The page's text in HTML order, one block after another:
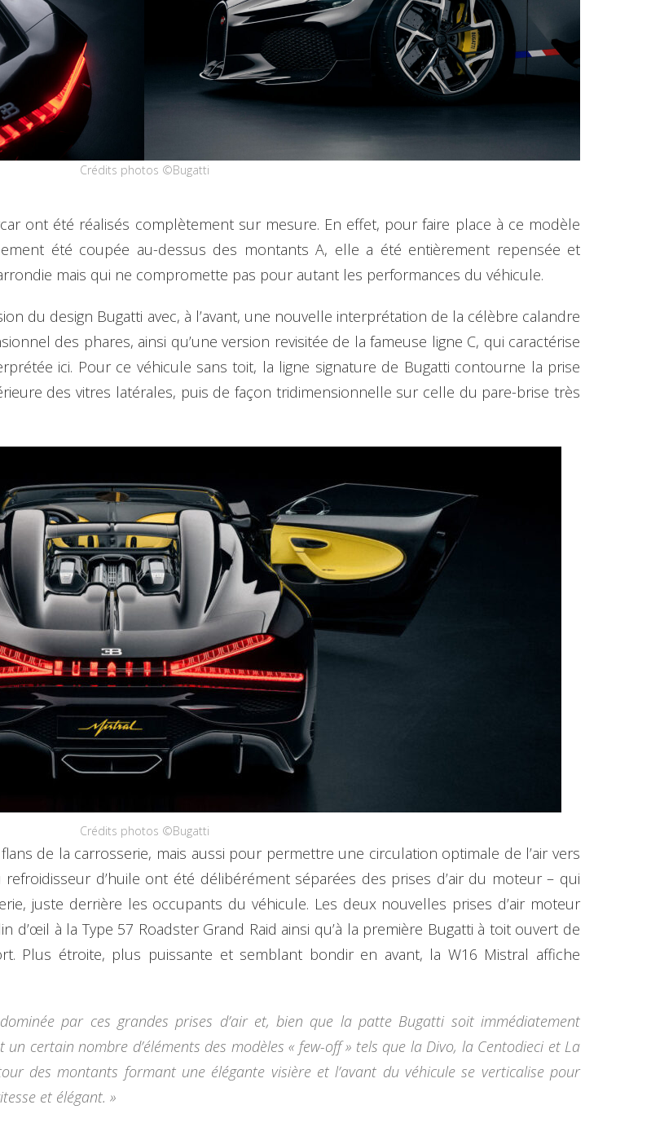
Crédits photos ©Bugatti
ont été réalisés complètement sur mesure. En effet, pour faire place à ce modèle
été coupée au-dessus des montants A, elle a été entièrement repensée et
mais qui ne compromette pas pour autant les performances du véhicule.
du design Bugatti avec, à l’avant, une nouvelle interprétation de la célèbre calandre
des phares, ainsi qu’une version revisitée de la fameuse ligne C, qui caractérise
ici. Pour ce véhicule sans toit, la ligne signature de Bugatti contourne la prise
des vitres latérales, puis de façon tridimensionnelle sur celle du pare-brise très
Crédits photos ©Bugatti
de la carrosserie, mais aussi pour permettre une circulation optimale de l’air vers
d’huile ont été délibérément séparées des prises d’air du moteur – qui
juste derrière les occupants du véhicule. Les deux nouvelles prises d’air moteur
à la Type 57 Roadster Grand Raid ainsi qu’à la première Bugatti à toit ouvert de
Plus étroite, plus puissante et semblant bondir en avant, la W16 Mistral affiche
par ces grandes prises d’air et, bien que la patte Bugatti soit immédiatement
certain nombre d’éléments des modèles « few-off » tels que la Divo, la Centodieci et La
des montants formant une élégante visière et l’avant du véhicule se verticalise pour
et élégant. »